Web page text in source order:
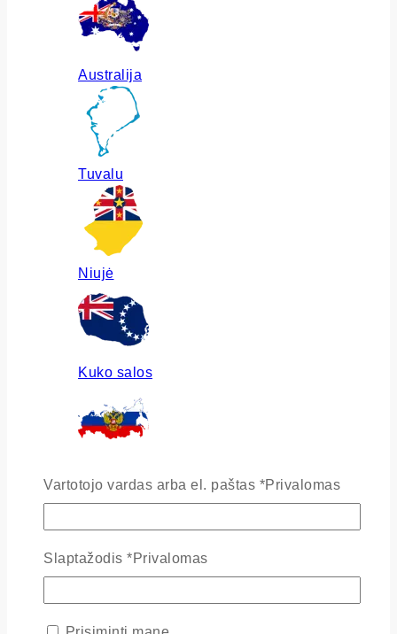
Australija
Tuvalu
Niujė
Kuko salos
Vartotojo vardas arba el. paštas *Privalomas
Slaptažodis *Privalomas